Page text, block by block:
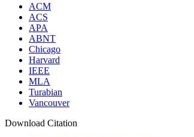
ACM
ACS
APA
ABNT
Chicago
Harvard
IEEE
MLA
Turabian
Vancouver
Download Citation